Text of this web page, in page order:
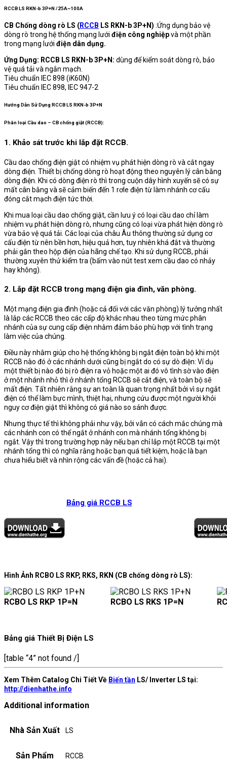
RCCB LS RKN-b 3P+N /25A~100A
CB Chống dòng rò LS (RCCB LS RKN-b 3P+N) :Ứng dụng bảo vệ
dòng rò trong hệ thống mạng lưới điện công nghiệpvà một phần
trong mạng lưới điện dân dụng.
Ứng Dụng: RCCB LS RKN-b 3P+N: dùng để kiểm soát dòng rò, bảo
vệ quá tải và ngắn mạch.
Tiêu chuẩn IEC 898 (iK60N)
Tiêu chuẩn IEC 898, IEC 947-2
Hướng Dẫn Sử Dụng RCCB LS RKN-b 3P+N
Phân loại Cầu dao – CB chống giật (RCCB):
1. Khảo sát trước khi lắp đặt RCCB.
Cầu dao chống điện giật có nhiệm vụ phát hiện dòng rò và cắt ngay
dòng điện. Thiết bị chống dòng rò hoạt động theo nguyên lý cân bằng
dòng điện. Khi có dòng điện rò thì trong cuộn dây hình xuyến sẽ có sự
mất cân bằng và sẽ cảm biến đến 1 rơle điện từ làm nhánh cơ cấu
đóng cắt mạch điện tức thời.
Khi mua loại cầu dao chống giật, cần lưu ý có loại cầu dao chỉ làm
nhiệm vụ phát hiện dòng rò, nhưng cũng có loại vừa phát hiện dòng rò
vừa bảo vệ quá tải. Các loại của châu Âu thông thường sử dụng cơ
cấu điện từ nên bền hơn, hiệu quả hơn, tuy nhiên khá đắt và thường
phải gắn theo hộp điện của hãng chế tạo. Khi sử dụng RCCB, phải
thường xuyên thử kiểm tra (bấm vào nút test xem cầu dao có nhảy
hay không).
2. Lắp đặt RCCB trong mạng điện gia đình, văn phòng.
Một mạng điện gia đình (hoặc cả đối với các văn phòng) lý tưởng nhất
là lắp các RCCB theo các cấp độ khác nhau theo từng mức phân
nhánh của sự cung cấp điện nhằm đảm bảo phù hợp với tình trạng
làm việc của chúng.
Điều này nhằm giúp cho hệ thống không bị ngắt điện toàn bộ khi một
RCCB nào đó ở các nhánh dưới cũng bị ngắt do có sự dò điện: Ví dụ
một thiết bị nào đó bị rò điện ra vỏ hoặc một ai đó vô tình sờ vào điện
ở một nhánh nhỏ thì ở nhánh tổng RCCB sẽ cắt điện, và toàn bộ sẽ
mất điện. Tất nhiên rằng sự an toàn là quan trọng nhất bởi vì sự ngắt
điện có thể làm bực mình, thiệt hại, nhưng cứu được một người khỏi
nguy cơ điện giật thì không có giá nào so sánh được.
Nhưng thực tế thì không phải như vậy, bởi vẫn có cách mắc chúng mà
các nhánh con có thể ngắt ở nhánh con mà nhánh tổng không bị
ngắt. Vậy thì trong trường hợp này nếu bạn chỉ lắp một RCCB tại một
nhánh tổng thì có nghĩa rằng hoặc bạn quá tiết kiệm, hoặc là bạn
chưa hiểu biết và nhìn rộng các vấn đề (hoặc cả hai).
Bảng giá RCCB LS
Hình Ảnh RCBO LS RKP, RKS, RKN (CB chống dòng rò LS):
RCBO LS RKP 1P=N RCBO LS RKS 1P=N
Bảng giá Thiết Bị Điện LS
[table “4” not found /]
Xem Thêm Catalog Chi Tiết Về Biến tần LS/ Inverter LS tại:
http://dienhathe.info
Additional information
Nhà Sản Xuất LS
Sản Phẩm RCCB